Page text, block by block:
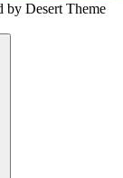
Desert Theme